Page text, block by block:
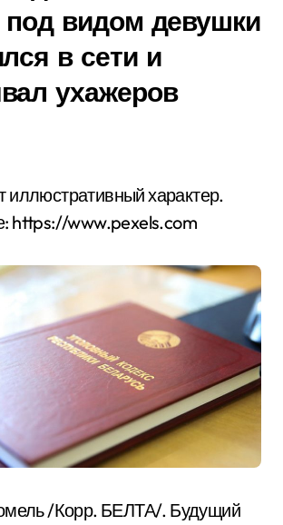
под видом девушки
в сети и
ухажеров
https://www.pexels.com
/Корр. БЕЛТА/. Будущий